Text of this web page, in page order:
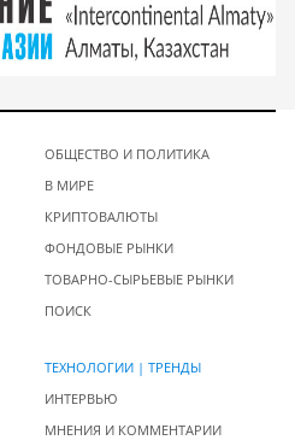
ОБЩЕСТВО И ПОЛИТИКА
В МИРЕ
КРИПТОВАЛЮТЫ
ФОНДОВЫЕ РЫНКИ
ТОВАРНО-СЫРЬЕВЫЕ РЫНКИ
ПОИСК
ТЕХНОЛОГИИ | ТРЕНДЫ
ИНТЕРВЬЮ
МНЕНИЯ И КОММЕНТАРИИ